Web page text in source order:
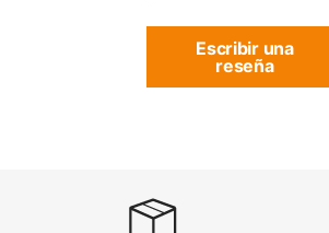
Escribir una
reseña